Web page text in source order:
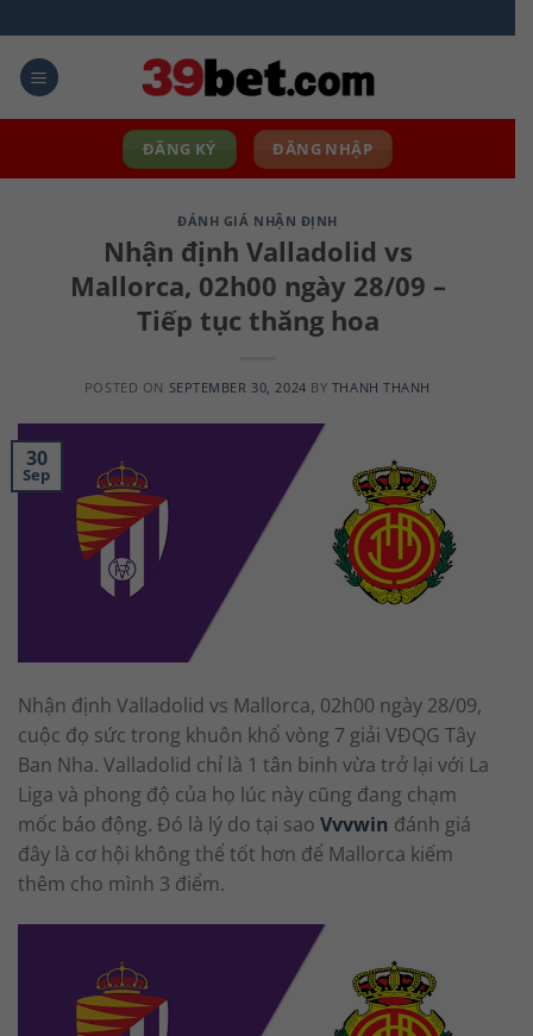
to
content
ĐĂNG KÝ ĐĂNG NHẬP
ĐÁNH GIÁ NHẬN ĐỊNH
Nhận định Valladolid vs
Mallorca, 02h00 ngày 28/09 –
Tiếp tục thăng hoa
POSTED ON SEPTEMBER 30, 2024 BY THANH THANH
30
Sep
Nhận định Valladolid vs Mallorca, 02h00 ngày 28/09,
cuộc đọ sức trong khuôn khổ vòng 7 giải VĐQG Tây
Ban Nha. Valladolid chỉ là 1 tân binh vừa trở lại với La
Liga và phong độ của họ lúc này cũng đang chạm
mốc báo động. Đó là lý do tại sao Vvvwin đánh giá
đây là cơ hội không thể tốt hơn để Mallorca kiếm
thêm cho mình 3 điểm.